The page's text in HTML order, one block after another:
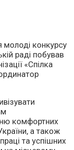
молоді конкурсу
раді побував
«Спілка
комфортних
а також
та успішних